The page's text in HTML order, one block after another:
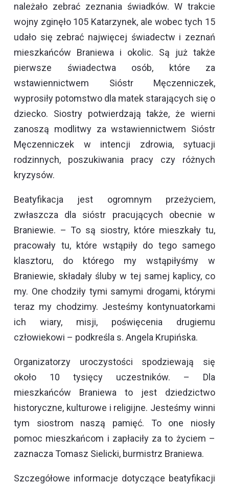
należało zebrać zeznania świadków. W trakcie
wojny zginęło 105 Katarzynek, ale wobec tych 15
udało się zebrać najwięcej świadectw i zeznań
mieszkańców Braniewa i okolic. Są już także
pierwsze świadectwa osób, które za
wstawiennictwem Sióstr Męczenniczek,
wyprosiły potomstwo dla matek starających się o
dziecko. Siostry potwierdzają także, że wierni
zanoszą modlitwy za wstawiennictwem Sióstr
Męczenniczek w intencji zdrowia, sytuacji
rodzinnych, poszukiwania pracy czy różnych
kryzysów.
Beatyfikacja jest ogromnym przeżyciem,
zwłaszcza dla sióstr pracujących obecnie w
Braniewie. – To są siostry, które mieszkały tu,
pracowały tu, które wstąpiły do tego samego
klasztoru, do którego my wstąpiłyśmy w
Braniewie, składały śluby w tej samej kaplicy, co
my. One chodziły tymi samymi drogami, którymi
teraz my chodzimy. Jesteśmy kontynuatorkami
ich wiary, misji, poświęcenia drugiemu
człowiekowi – podkreśla s. Angela Krupińska.
Organizatorzy uroczystości spodziewają się
około 10 tysięcy uczestników. – Dla
mieszkańców Braniewa to jest dziedzictwo
historyczne, kulturowe i religijne. Jesteśmy winni
tym siostrom naszą pamięć. To one niosły
pomoc mieszkańcom i zapłaciły za to życiem –
zaznacza Tomasz Sielicki, burmistrz Braniewa.
Szczegółowe informacje dotyczące beatyfikacji